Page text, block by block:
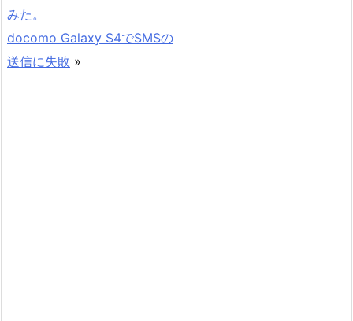
みた。
docomo Galaxy S4でSMSの
送信に失敗 »